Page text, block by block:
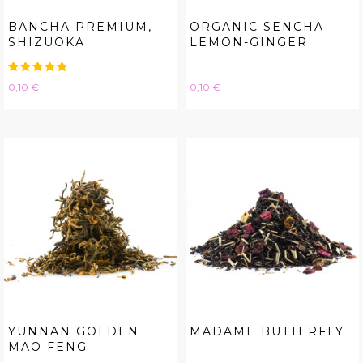
BANCHA PREMIUM,
SHIZUOKA
Hinta
0,10 €
ORGANIC SENCHA
LEMON-GINGER
Hinta
0,10 €
YUNNAN GOLDEN
MAO FENG
MADAME BUTTERFLY